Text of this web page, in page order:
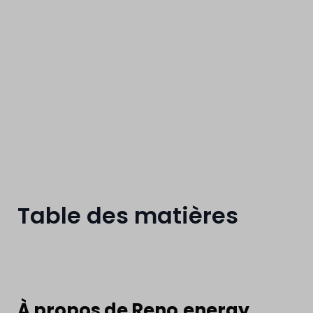
Table des matières